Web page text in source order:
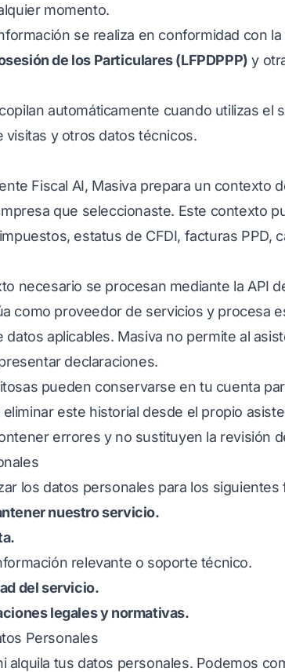
momento.
se realiza en conformidad con la
de los Particulares (LFPDPPP) y
automáticamente cuando utilizas el
visitas y otros datos técnicos.
Fiscal AI, Masiva prepara un contexto
que seleccionaste. Este contexto
estatus de CFDI, facturas PPD,
necesario se procesan mediante la API
como proveedor de servicios y procesa
aplicables. Masiva no permite al
declaraciones.
pueden conservarse en tu cuenta
este historial desde el propio
errores y no sustituyen la revisión
los datos personales para los siguientes
nuestro servicio.
relevante o soporte técnico.
del servicio.
legales y normativas.
Personales
alquila tus datos personales. Podemos